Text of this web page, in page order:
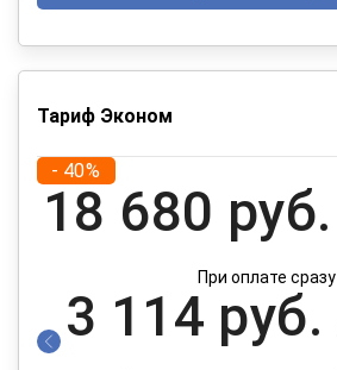
Тариф Эконом
- 40%
18 680 руб.
При оплате сразу
3 114 руб.